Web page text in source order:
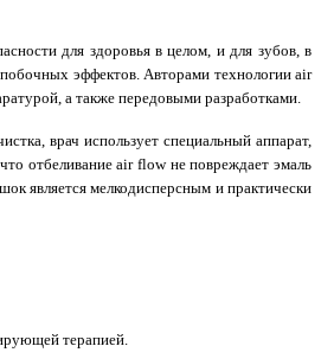
для здоровья в целом, и для зубов, в
эффектов. Авторами технологии air
а также передовыми разработками.
врач использует специальный аппарат,
отбеливание air flow не повреждает эмаль
является мелкодисперсным и практически
терапией.